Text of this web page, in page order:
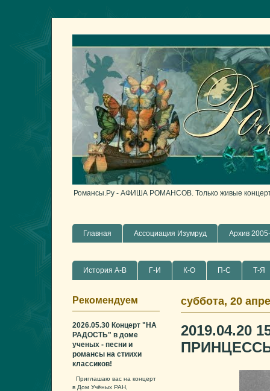
Романсы.Ру - АФИША РОМАНСОВ. Только живые
Главная Ассоциация Изумруд Архив 2005-
История А-В Г-И К-О П-С Т-Я
суббота, 20
2019.04.20
Рекомендуем
2026.05.30 Концерт "НА
РАДОСТЬ" в доме
ученых - песни и
романсы на стиихи
классиков!
Приглашаю вас на концерт
в Дом Учёных РАН,